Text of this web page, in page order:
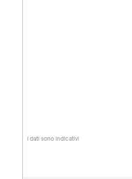
I dati sono indicativi